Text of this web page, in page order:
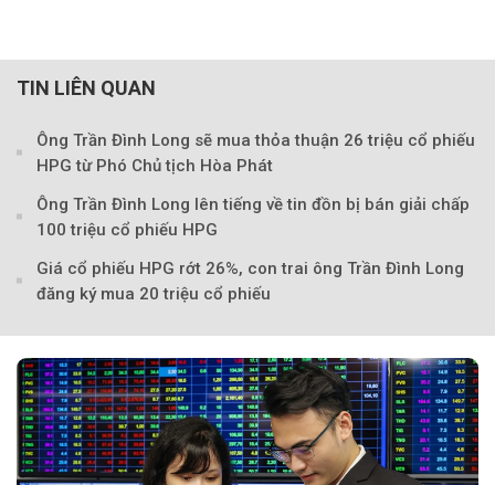
TIN LIÊN QUAN
Ông Trần Đình Long sẽ mua thỏa thuận 26 triệu cổ phiếu
HPG từ Phó Chủ tịch Hòa Phát
Ông Trần Đình Long lên tiếng về tin đồn bị bán giải chấp
100 triệu cổ phiếu HPG
Giá cổ phiếu HPG rớt 26%, con trai ông Trần Đình Long
đăng ký mua 20 triệu cổ phiếu